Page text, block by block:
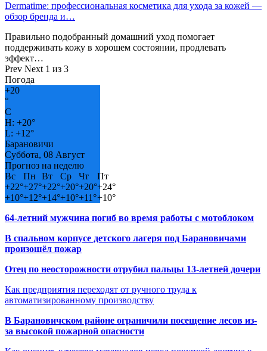
Dermatime: профессиональная косметика для ухода за кожей —
обзор бренда и…
Правильно подобранный домашний уход помогает
поддерживать кожу в хорошем состоянии, продлевать
эффект…
Prev Next 1 из 3
Погода
+20
°
C
H: +20°
L: +12°
Барановичи
Суббота, 08 Август
Прогноз на неделю
Вс
Пн Вт Ср Чт
Пт
+22°+27°+22°+20°+20°+24°
+10°+12°+14°+10°+11°+10°
64-летний мужчина погиб во время работы с мотоблоком
В спальном корпусе детского лагеря под Барановичами
произошёл пожар
Отец по неосторожности отрубил пальцы 13-летней дочери
Как предприятия переходят от ручного труда к
автоматизированному производству
В Барановичском районе ограничили посещение лесов из-
за высокой пожарной опасности